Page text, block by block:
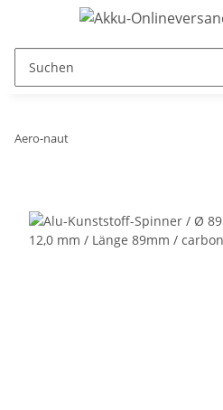
Aero-naut